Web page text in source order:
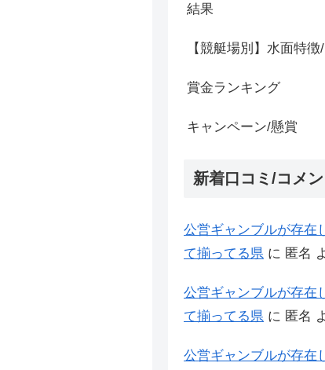
結果
【競艇場別】水面特徴
賞金ランキング
キャンペーン/懸賞
新着口コミ/コメン
公営ギャンブルが存在
て揃ってる県 に 匿名
公営ギャンブルが存在
て揃ってる県 に 匿名
公営ギャンブルが存在